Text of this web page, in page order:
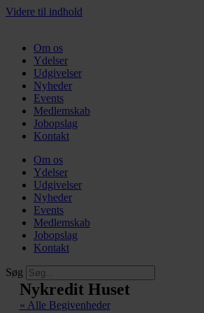
Videre til indhold
Om os
Ydelser
Udgivelser
Nyheder
Events
Medlemskab
Jobopslag
Kontakt
Om os
Ydelser
Udgivelser
Nyheder
Events
Medlemskab
Jobopslag
Kontakt
Søg
Nykredit Huset
« Alle Begivenheder